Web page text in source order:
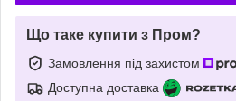
Що таке купити з Пром?
Замовлення під захистом
Доступна доставка